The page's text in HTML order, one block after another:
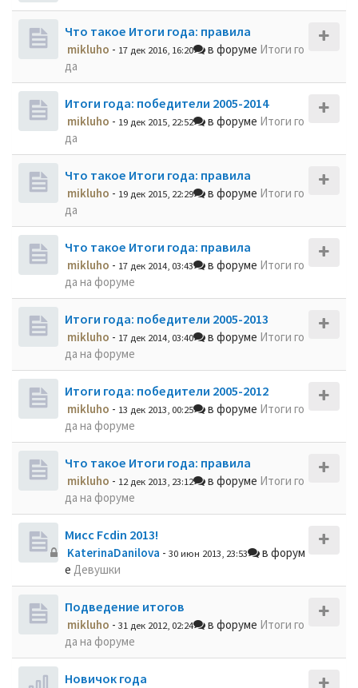
Что такое Итоги года: правила
mikluho - 17 дек 2016, 16:20 в форуме Итоги го
да
Итоги года: победители 2005-2014
mikluho - 19 дек 2015, 22:52 в форуме Итоги го
да
Что такое Итоги года: правила
mikluho - 19 дек 2015, 22:29 в форуме Итоги го
да
Что такое Итоги года: правила
mikluho - 17 дек 2014, 03:43 в форуме Итоги го
да на форуме
Итоги года: победители 2005-2013
mikluho - 17 дек 2014, 03:40 в форуме Итоги го
да на форуме
Итоги года: победители 2005-2012
mikluho - 13 дек 2013, 00:25 в форуме Итоги го
да на форуме
Что такое Итоги года: правила
mikluho - 12 дек 2013, 23:12 в форуме Итоги го
да на форуме
Мисс Fcdin 2013!
KaterinaDanilova - 30 июн 2013, 23:53
в форум
е Девушки
Подведение итогов
mikluho - 31 дек 2012, 02:24 в форуме Итоги го
да на форуме
Новичок года